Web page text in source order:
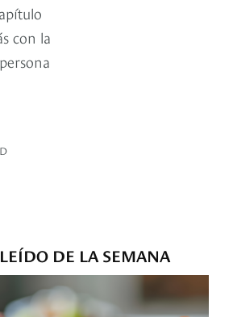
con la
DE LA SEMANA